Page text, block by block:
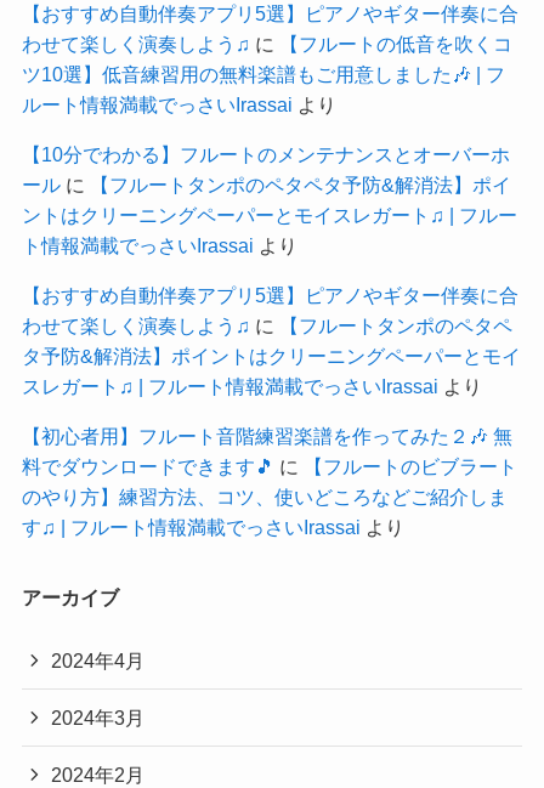
【おすすめ自動伴奏アプリ5選】ピアノやギター伴奏に合
わせて楽しく演奏しよう♫ に
【フルートの低音を吹くコ
ツ10選】低音練習用の無料楽譜もご用意しました🎶 | フ
ルート情報満載でっさいIrassai より
【10分でわかる】フルートのメンテナンスとオーバーホ
ールに
【フルートタンポのペタペタ予防&解消法】ポイ
ントはクリーニングペーパーとモイスレガート♫ | フルー
ト情報満載でっさいIrassai より
【おすすめ自動伴奏アプリ5選】ピアノやギター伴奏に合
わせて楽しく演奏しよう♫ に
【フルートタンポのペタペ
タ予防&解消法】ポイントはクリーニングペーパーとモイ
スレガート♫ | フルート情報満載でっさいIrassai より
【初心者用】フルート音階練習楽譜を作ってみた２🎶 無
料でダウンロードできます🎵 に
【フルートのビブラート
のやり方】練習方法、コツ、使いどころなどご紹介しま
す♫ | フルート情報満載でっさいIrassai より
アーカイブ
2024年4月
2024年3月
2024年2月